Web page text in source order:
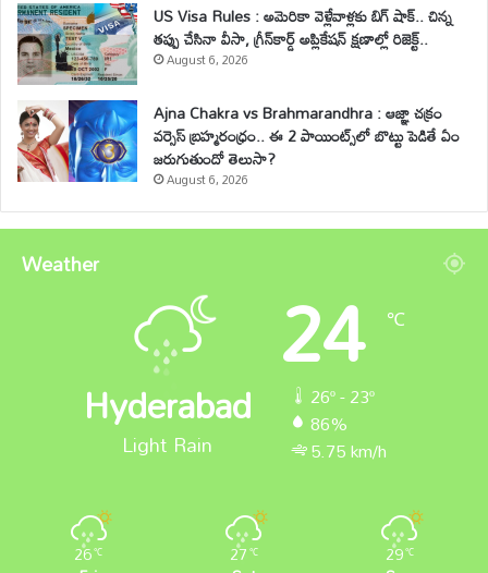
US Visa Rules : అమెరికా వెళ్లేవాళ్లకు బిగ్ షాక్.. చిన్న
తప్పు చేసినా వీసా, గ్రీన్‌కార్డ్ అప్లికేషన్ క్షణాల్లో రిజెక్ట్..
August 6, 2026
Ajna Chakra vs Brahmarandhra : ఆజ్ఞా చక్రం
వర్సెస్ బ్రహ్మరంధ్రం.. ఈ 2 పాయింట్స్‌లో బొట్టు పెడితే ఏం
జరుగుతుందో తెలుసా?
August 6, 2026
Weather
Hyderabad
Light Rain
24 ℃
26º - 23º
86%
5.75 km/h
26℃ 27℃ 29℃